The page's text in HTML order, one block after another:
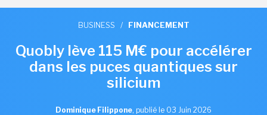
BUSINESS / FINANCEMENT
Quobly lève 115 M€ pour accélérer
dans les puces quantiques sur
silicium
Dominique Filippone, publié le 03 Juin 2026